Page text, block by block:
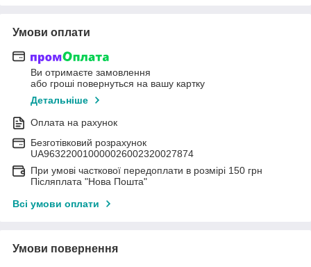
Умови оплати
Ви отримаєте замовлення
або гроші повернуться на вашу картку
Детальніше
Оплата на рахунок
Безготівковий розрахунок
UA963220010000026002320027874
При умові часткової передоплати в розмірі 150 грн
Післяплата "Нова Пошта"
Всі умови оплати
Умови повернення